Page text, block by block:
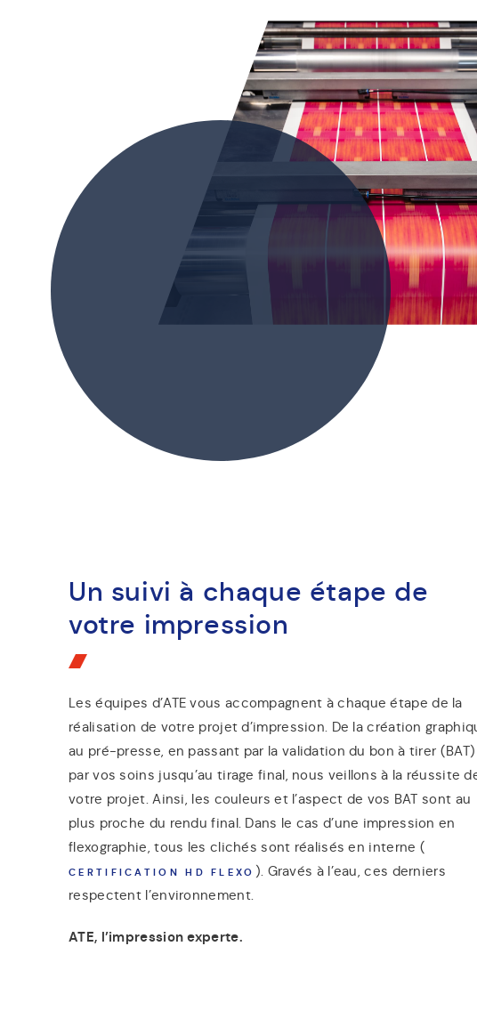
Un suivi à chaque étape de
votre impression
Les équipes d’ATE vous accompagnent à chaque étape de la
réalisation de votre projet d’impression. De la création
au pré-presse, en passant par la validation du bon à tirer (BAT)
par vos soins jusqu’au tirage final, nous veillons à la réussite
votre projet. Ainsi, les couleurs et l’aspect de vos BAT sont au
plus proche du rendu final. Dans le cas d’une impression en
flexographie, tous les clichés sont réalisés en interne (
CERTIFICATION HD FLEXO ). Gravés à l’eau, ces derniers
respectent l’environnement.
ATE, l’impression experte.